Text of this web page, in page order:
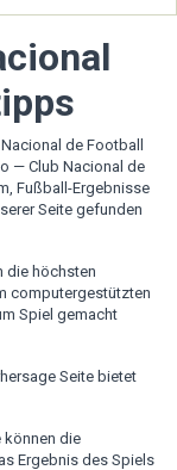
de Football
— Club Nacional de
Fußball-Ergebnisse
Seite gefunden
die höchsten
computergestützten
Spiel gemacht
Seite bietet
können die
Ergebnis des Spiels